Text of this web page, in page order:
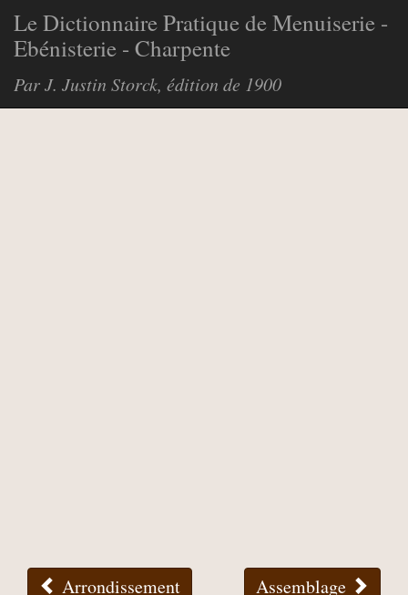
Le Dictionnaire Pratique de Menuiserie -
Ebénisterie - Charpente
Par J. Justin Storck, édition de 1900
Arrondissement Assemblage